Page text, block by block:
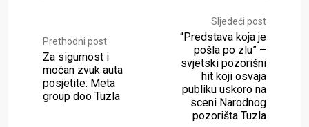
Prethodni post
Za sigurnost i
moćan zvuk auta
posjetite: Meta
group doo Tuzla
Sljedeći post
“Predstava koja je
pošla po zlu” –
svjetski pozorišni
hit koji osvaja
publiku uskoro na
sceni Narodnog
pozorišta Tuzla